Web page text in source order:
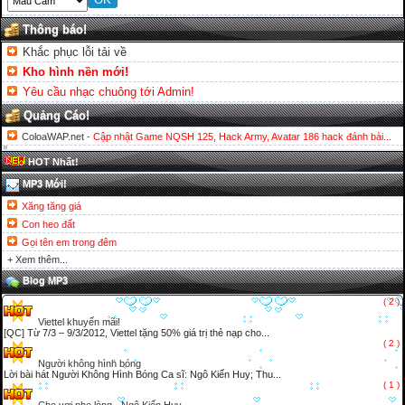
Thông báo!
Khắc phục lỗi tải về
Kho hình nền mới!
Yêu cầu nhạc chuông tới Admin!
Quảng Cáo!
ColoaWAP.net - Cập nhật Game NQSH 125, Hack Army, Avatar 186 hack đánh bài...
HOT Nhất!
MP3 Mới!
Xăng tăng giá
Con heo đất
Gọi tên em trong đêm
+ Xem thêm...
Blog MP3
Viettel khuyến mãi!
( 2 )
[QC] Từ 7/3 – 9/3/2012, Viettel tặng 50% giá trị thẻ nạp cho...
Người không hình bóng
( 2 )
Lời bài hát Người Không Hình Bóng Ca sĩ: Ngô Kiến Huy; Thu...
( 1 )